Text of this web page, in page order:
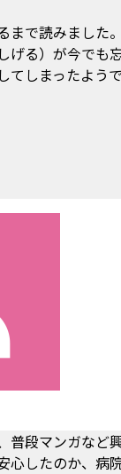
まで読みました。
げる）が今でも
てしまったよう
普段マンガなど
心したのか、病